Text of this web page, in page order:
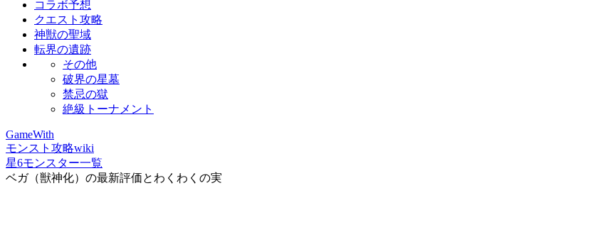
コラボ予想
クエスト攻略
神獣の聖域
転界の遺跡
その他
破界の星墓
禁忌の獄
絶級トーナメント
GameWith
モンスト攻略wiki
星6モンスター一覧
ベガ（獣神化）の最新評価とわくわくの実